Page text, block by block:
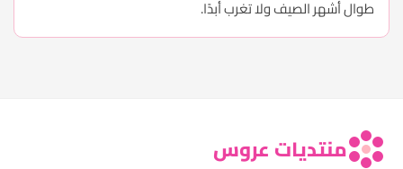
طوال أشهر الصيف ولا تغرب أبدًا.
منتديات عروس